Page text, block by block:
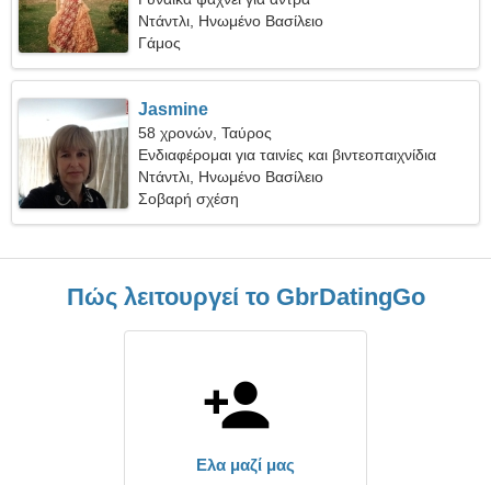
Ντάντλι, Ηνωμένο Βασίλειο
Γάμος
Jasmine
58 χρονών, Ταύρος
Ενδιαφέρομαι για ταινίες και βιντεοπαιχνίδια
Ντάντλι, Ηνωμένο Βασίλειο
Σοβαρή σχέση
Πώς λειτουργεί το GbrDatingGo
Ελα μαζί μας